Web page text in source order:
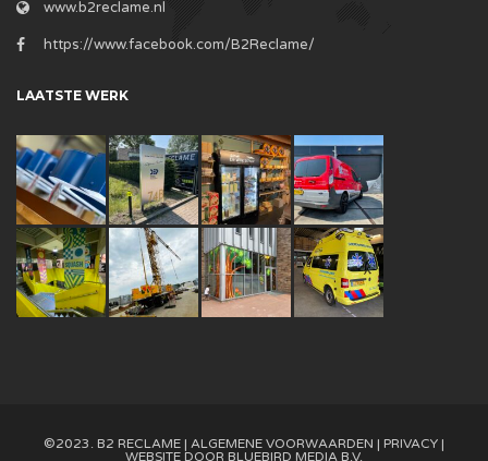
www.b2reclame.nl
https://www.facebook.com/B2Reclame/
LAATSTE WERK
©2023. B2 RECLAME | ALGEMENE VOORWAARDEN | PRIVACY |
WEBSITE DOOR BLUEBIRD MEDIA B.V.